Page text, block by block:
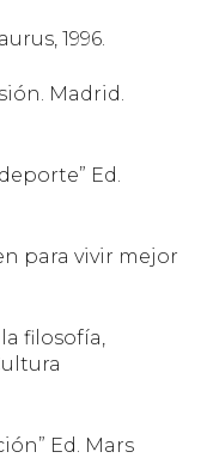
1996.
Madrid.
Ed.
para vivir mejor
filosofía,
Ed. Mars